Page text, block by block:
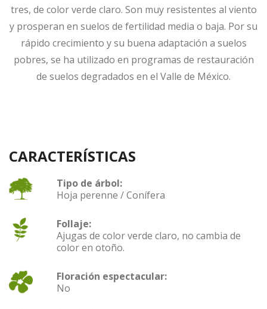
tres, de color verde claro. Son muy resistentes al viento
y prosperan en suelos de fertilidad media o baja. Por su
rápido crecimiento y su buena adaptación a suelos
pobres, se ha utilizado en programas de restauración
de suelos degradados en el Valle de México.
CARACTERÍSTICAS
Tipo de árbol:
Hoja perenne / Conífera
Follaje:
Ajugas de color verde claro, no cambia de
color en otoño.
Floración espectacular:
No